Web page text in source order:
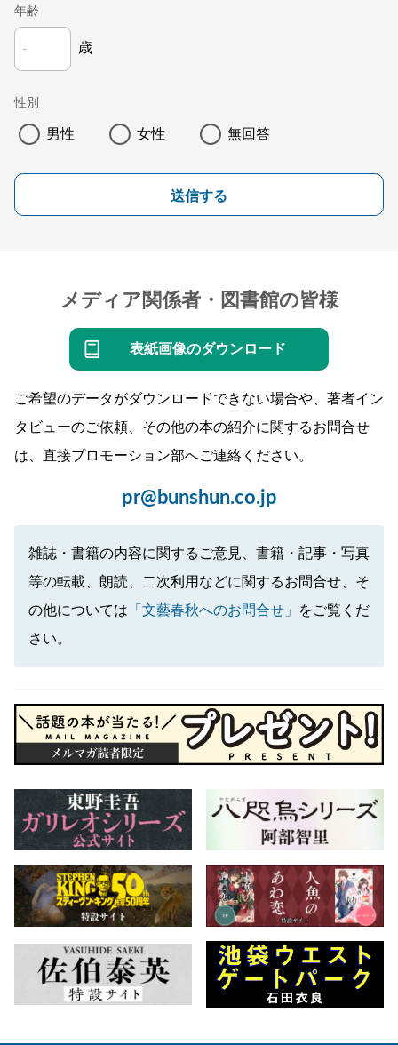
年齢
歳
性別
男性 女性 無回答
送信する
メディア関係者・図書館の皆様
表紙画像のダウンロード
ご希望のデータがダウンロードできない場合や、著者イン
タビューのご依頼、その他の本の紹介に関するお問合せ
は、直接プロモーション部へご連絡ください。
pr@bunshun.co.jp
雑誌・書籍の内容に関するご意見、書籍・記事・写真
等の転載、朗読、二次利用などに関するお問合せ、そ
の他については 「文藝春秋へのお問合せ」
をご覧くだ
さい。